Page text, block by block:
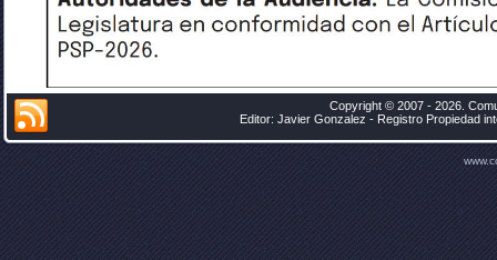
Copyright © 2007 - 2026.
Editor: Javier Gonzalez - Registro Propiedad